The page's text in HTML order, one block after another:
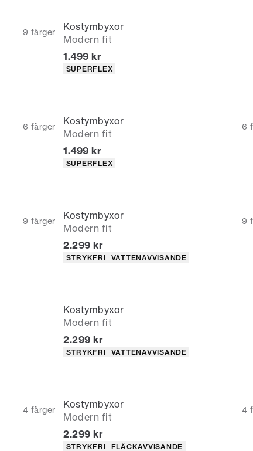
9 färger
Kostymbyxor
Modern fit
Nuvarande pris
1.499 kr
Produktattribut
SUPERFLEX
6 färger
Kostymbyxor
Modern fit
6
Nuvarande pris
1.499 kr
Produktattribut
SUPERFLEX
9 färger
Kostymbyxor
Modern fit
9
Nuvarande pris
2.299 kr
Produktattribut
STRYKFRI VATTENAVVISANDE
Kostymbyxor
Modern fit
Nuvarande pris
2.299 kr
Produktattribut
STRYKFRI VATTENAVVISANDE
4 färger
Kostymbyxor
Modern fit
4
Nuvarande pris
2.299 kr
Produktattribut
STRYKFRI FLÄCKAVVISANDE